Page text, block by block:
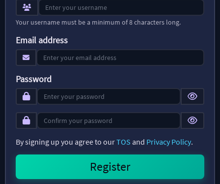
Your username must be a minimum of 8 characters long.
Email address
Password
By signing up you agree to ourTOS and Privacy Policy.